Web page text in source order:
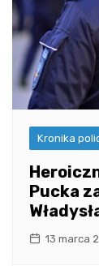
Kronika
Pucka
13 marca